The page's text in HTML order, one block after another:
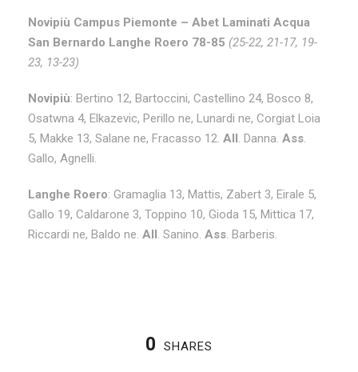
Novipiù Campus Piemonte – Abet Laminati Acqua
San Bernardo Langhe Roero 78-85 (25-22, 21-17, 19-
23, 13-23)
Novipiù: Bertino 12, Bartoccini, Castellino 24, Bosco 8,
Osatwna 4, Elkazevic, Perillo ne, Lunardi ne, Corgiat Loia
5, Makke 13, Salane ne, Fracasso 12. All. Danna. Ass.
Gallo, Agnelli.
Langhe Roero: Gramaglia 13, Mattis, Zabert 3, Eirale 5,
Gallo 19, Caldarone 3, Toppino 10, Gioda 15, Mittica 17,
Riccardi ne, Baldo ne. All. Sanino. Ass. Barberis.
0 SHARES